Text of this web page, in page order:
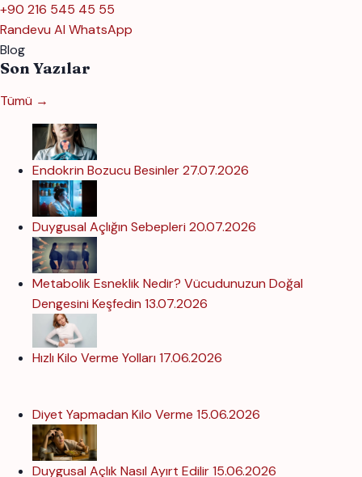
+90 216 545 45 55
Randevu Al WhatsApp
Blog
Son Yazılar
Tümü →
Endokrin Bozucu Besinler27.07.2026
Duygusal Açlığın Sebepleri 20.07.2026
Metabolik Esneklik Nedir? Vücudunuzun Doğal
Dengesini Keşfedin 13.07.2026
Hızlı Kilo Verme Yolları 17.06.2026
Diyet Yapmadan Kilo Verme 15.06.2026
Duygusal Açlık Nasıl Ayırt Edilir15.06.2026